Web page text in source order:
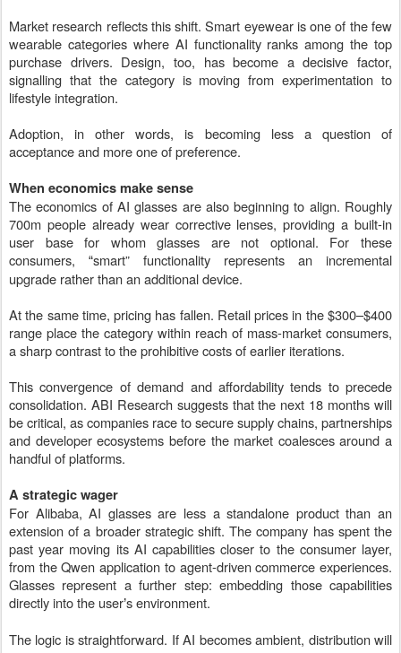
Market research reflects this shift. Smart eyewear is one of the few
wearable categories where AI functionality ranks among the top
purchase drivers. Design, too, has become a decisive factor,
signalling that the category is moving from experimentation to
lifestyle integration.
Adoption, in other words, is becoming less a question of
acceptance and more one of preference.
When economics make sense
The economics of AI glasses are also beginning to align. Roughly
700m people already wear corrective lenses, providing a built-in
user base for whom glasses are not optional. For these
consumers,
“smart” functionality represents an incremental
upgrade rather than an additional device.
At the same time, pricing has fallen. Retail prices in the $300–$400
range place the category within reach of mass-market consumers,
a sharp contrast to the prohibitive costs of earlier iterations.
This convergence of demand and affordability tends to precede
consolidation. ABI Research suggests that the next 18 months will
be critical, as companies race to secure supply chains, partnerships
and developer ecosystems before the market coalesces around a
handful of platforms.
A strategic wager
For Alibaba, AI glasses are less a standalone product than an
extension of a broader strategic shift. The company has spent the
past year moving its AI capabilities closer to the consumer layer,
from the Qwen application to agent-driven commerce experiences.
Glasses represent a further step: embedding those capabilities
directly into the user’s environment.
The logic is straightforward. If AI becomes ambient, distribution will